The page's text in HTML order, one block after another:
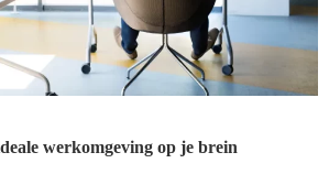
werkomgeving op je brein